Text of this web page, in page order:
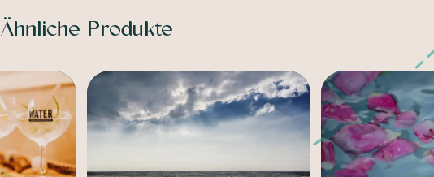
Ähnliche Produkte